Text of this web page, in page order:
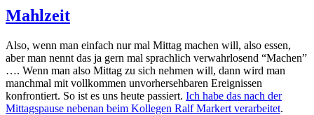
Mahlzeit
Also, wenn man einfach nur mal Mittag machen will, also essen,
aber man nennt das ja gern mal sprachlich verwahrlosend “Machen”
…. Wenn man also Mittag zu sich nehmen will, dann wird man
manchmal mit vollkommen unvorhersehbaren Ereignissen
konfrontiert. So ist es uns heute passiert. Ich habe das nach der
Mittagspause nebenan beim Kollegen Ralf Markert verarbeitet.